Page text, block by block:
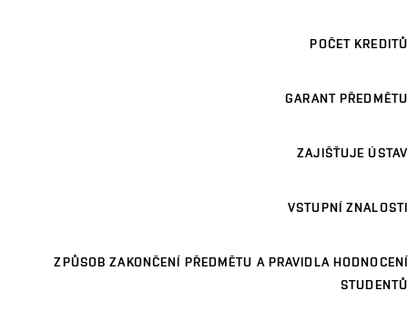
POČET KREDITŮ
GARANT PŘEDMĚTU
ZAJIŠŤUJE ÚSTAV
VSTUPNÍ ZNALOSTI
ZPŮSOB ZAKONČENÍ PŘEDMĚTU A PRAVIDLA HODNOCENÍ
STUDENTŮ